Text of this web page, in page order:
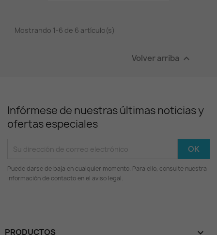
Mostrando 1-6 de 6 artículo(s)
Volver arriba 
Infórmese de nuestras últimas noticias y
ofertas especiales
Puede darse de baja en cualquier momento. Para ello, consulte nuestra
información de contacto en el aviso legal.
PRODUCTOS